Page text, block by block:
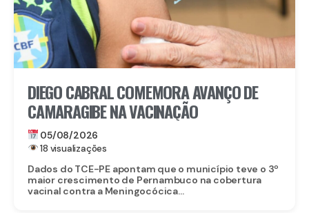
DIEGO CABRAL COMEMORA AVANÇO DE
CAMARAGIBE NA VACINAÇÃO
05/08/2026
18 visualizações
Dados do TCE-PE apontam que o município teve o 3º
maior crescimento de Pernambuco na cobertura
vacinal contra a Meningocócica...